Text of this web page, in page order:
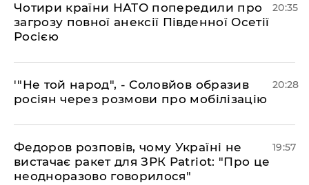
​Чотири країни НАТО попередили про
загрозу повної анексії Південної Осетії
Росією
20:35
​'"Не той народ", - Соловйов образив
росіян через розмови про мобілізацію
20:28
​Федоров розповів, чому Україні не
вистачає ракет для ЗРК Patriot: "Про це
неодноразово говорилося"
19:57